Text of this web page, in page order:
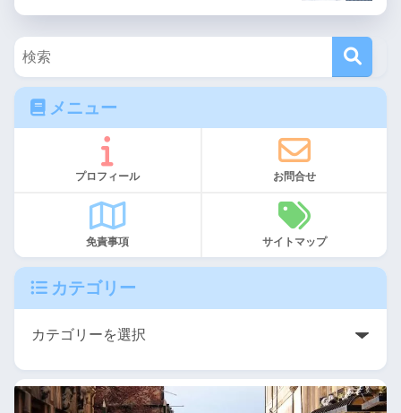
メニュー
プロフィール お問合せ
免責事項 サイトマップ
カテゴリー